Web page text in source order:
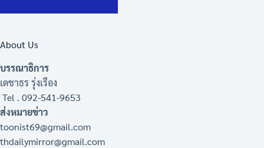
About Us
บรรณาธิการ
เดชาธร รุ่งเรือง
Tel . 092-541-9653
ส่งหมายข่าว
toonist69@gmail.com
thdailymirror@gmail.com